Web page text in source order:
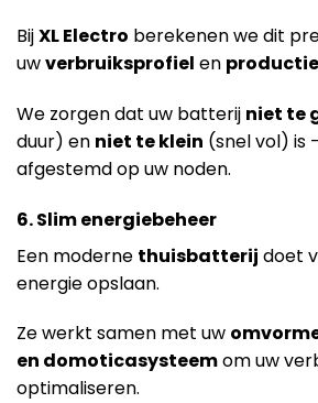
BijXL Electro berekenen we dit
uwverbruiksprofiel en
We zorgen dat uw batterij niet te
duur) en niet te klein (snel vol)
afgestemd op uw noden.
6. Slim energiebeheer
Een moderne thuisbatterij doet
energie opslaan.
Ze werkt samen met uw
en domoticasysteemom uw
optimaliseren.